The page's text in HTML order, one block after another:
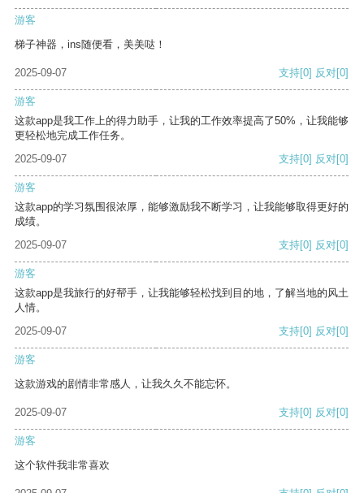
游客
梯子神器，ins随便看，美美哒！
2025-09-07 支持[0] 反对[0]
游客
这款app是我工作上的得力助手，让我的工作效率提高了50%，让我能够
更轻松地完成工作任务。
2025-09-07
支持[0] 反对[0]
游客
这款app的学习氛围很浓厚，能够激励我不断学习，让我能够取得更好的
成绩。
2025-09-07
支持[0] 反对[0]
游客
这款app是我旅行的好帮手，让我能够轻松找到目的地，了解当地的风土
人情。
2025-09-07
支持[0] 反对[0]
游客
这款游戏的剧情非常感人，让我久久不能忘怀。
2025-09-07 支持[0] 反对[0]
游客
这个软件我非常喜欢